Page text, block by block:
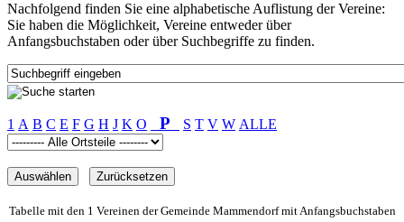
Nachfolgend finden Sie eine alphabetische Auflistung der Vereine:
Sie haben die Möglichkeit, Vereine entweder über
Anfangsbuchstaben oder über Suchbegriffe zu finden.
1 A B C E F G H J K O P S T V W ALLE
Tabelle mit den 1 Vereinen der Gemeinde Mammendorf mit Anfangsbuchstaben